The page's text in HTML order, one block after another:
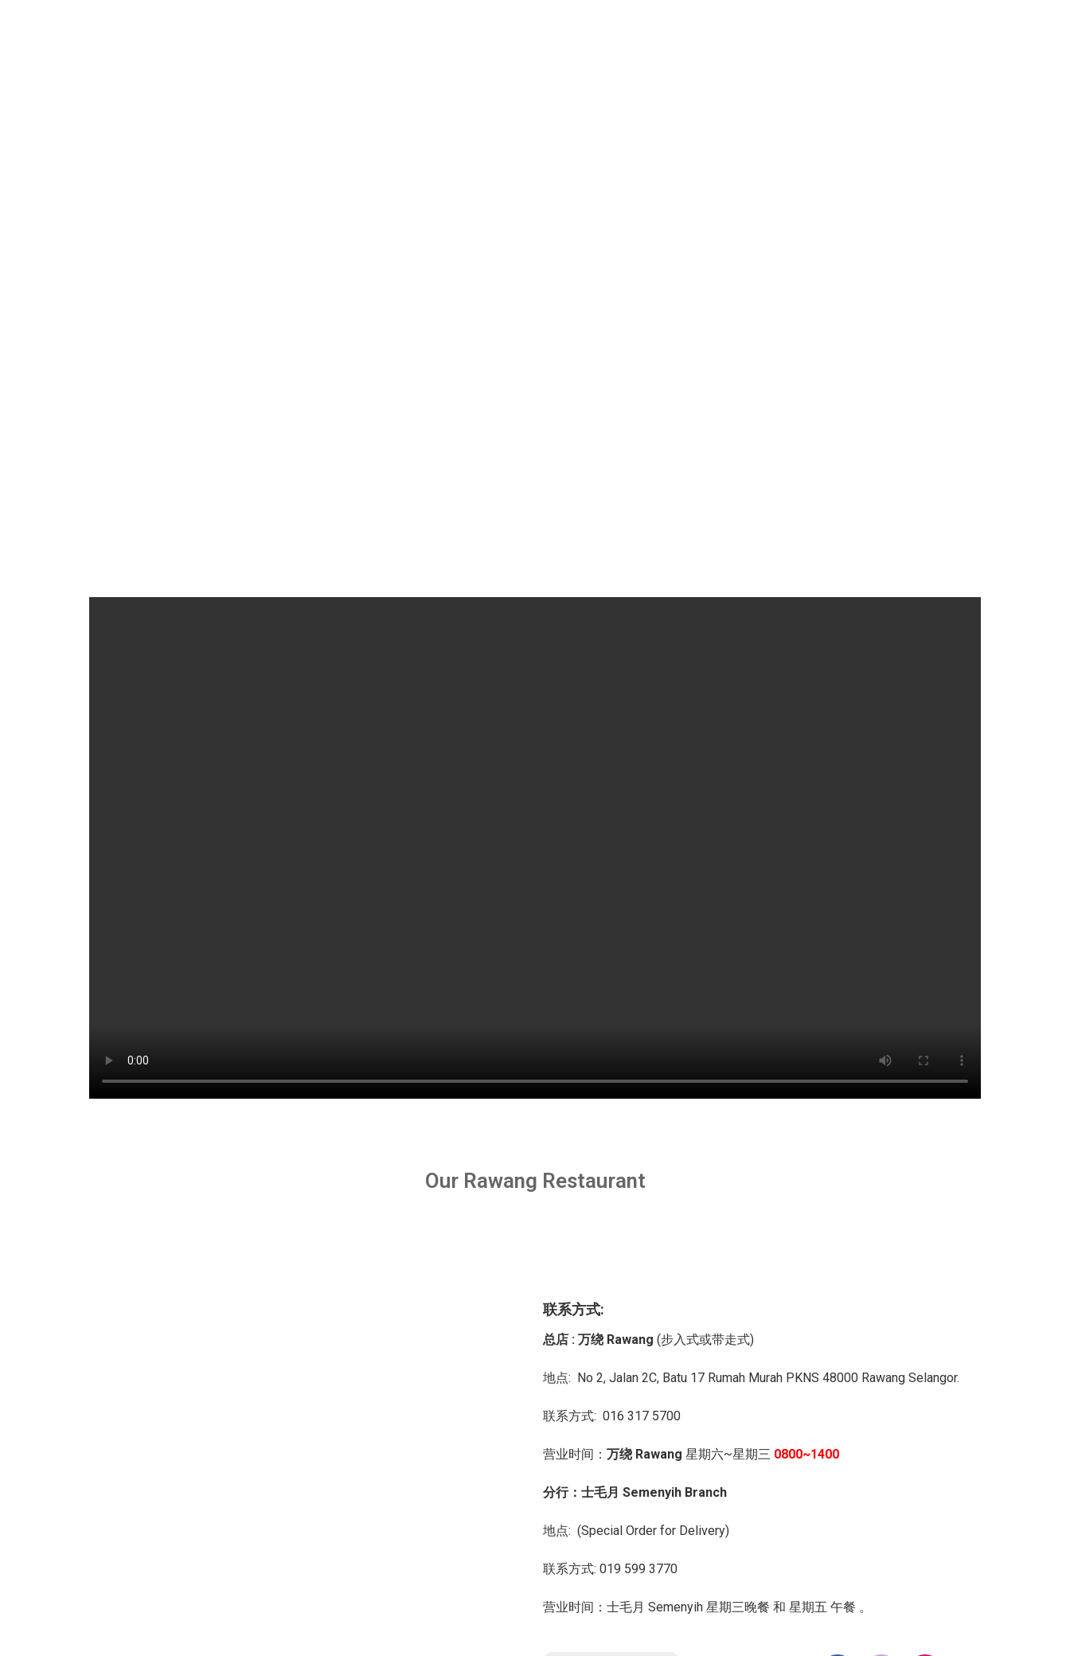
Our Rawang Restaurant
联系方式:
总店 : 万绕 Rawang (步入式或带走式)
地点: No 2, Jalan 2C, Batu 17 Rumah Murah PKNS 48000 Rawang Selangor.
联系方式: 016 317 5700
营业时间： 万绕 Rawang 星期六~星期三 0800~1400
分行： 士毛月 Semenyih Branch
地点: (Special Order for Delivery)
联系方式: 019 599 3770
营业时间：士毛月 Semenyih 星期三晚餐 和 星期五 午餐 。